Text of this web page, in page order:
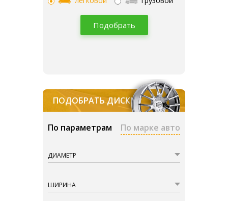
Подобрать
ПОДОБРАТЬ ДИСКИ
По параметрам По марке авто
ДИАМЕТР
ШИРИНА